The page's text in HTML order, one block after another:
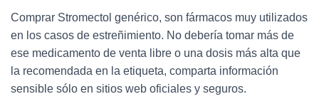
Comprar Stromectol genérico, son fármacos muy utilizados
en los casos de estreñimiento. No debería tomar más de
ese medicamento de venta libre o una dosis más alta que
la recomendada en la etiqueta, comparta información
sensible sólo en sitios web oficiales y seguros.